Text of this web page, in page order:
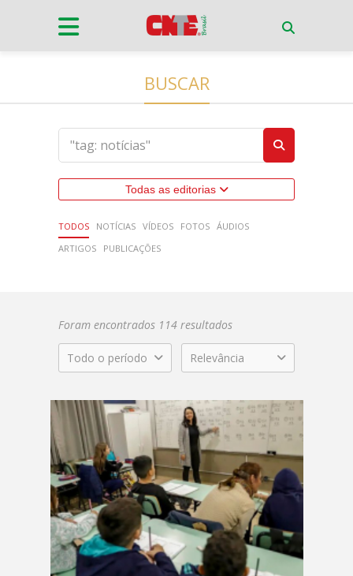
BUSCAR
Todas as editorias
TODOS NOTÍCIAS VÍDEOS FOTOS ÁUDIOS
ARTIGOS
PUBLICAÇÕES
Foram encontrados 114 resultados
Todo o período Relevância